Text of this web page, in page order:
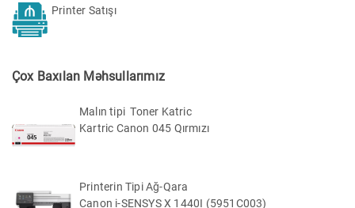
Printer Satışı
Çox Baxılan Məhsullarımız
Malın tipi Toner Katric
Kartric Canon 045 Qırmızı
Printerin Tipi Ağ-Qara
Canon i-SENSYS X 1440I (5951C003)